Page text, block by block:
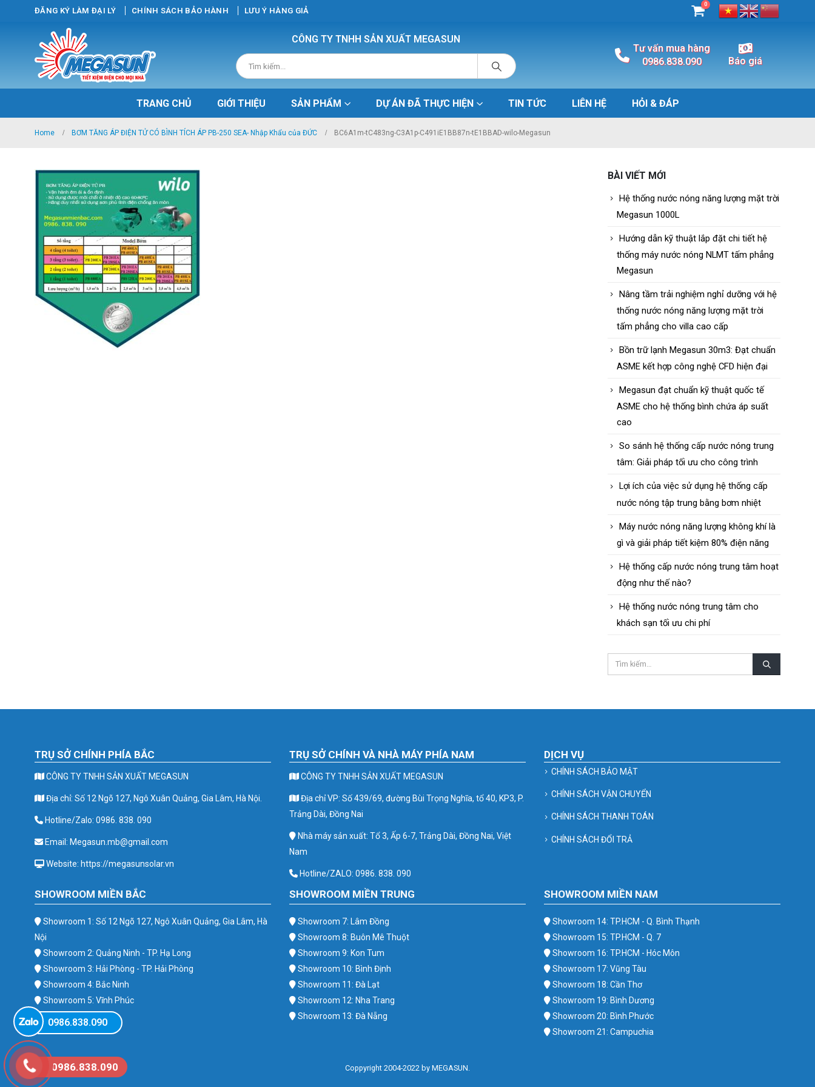
ĐĂNG KÝ LÀM ĐẠI LÝ CHÍNH SÁCH BẢO HÀNH LƯU Ý HÀNG GIẢ
0
CÔNG TY TNHH SẢN XUẤT MEGASUN
Tư vấn mua hàng
0986.838.090
Báo giá
TRANG CHỦ GIỚI THIỆU SẢN PHẨM DỰ ÁN ĐÃ THỰC HIỆN TIN TỨC LIÊN HỆ HỎI & ĐÁP
Home BƠM TĂNG ÁP ĐIỆN TỬ CÓ BÌNH TÍCH ÁP PB-250 SEA- Nhập Khẩu của ĐỨC BC6A1m-tC483ng-C3A1p-C491iE1BB87n-tE1BBAD-wilo-Megasun
BÀI VIẾT MỚI
Hệ thống nước nóng năng lượng mặt trời
Megasun 1000L
Hướng dẫn kỹ thuật lắp đặt chi tiết hệ
thống máy nước nóng NLMT tấm phẳng
Megasun
Nâng tầm trải nghiệm nghỉ dưỡng với hệ
thống nước nóng năng lượng mặt trời
tấm phẳng cho villa cao cấp
Bồn trữ lạnh Megasun 30m3: Đạt chuẩn
ASME kết hợp công nghệ CFD hiện đại
Megasun đạt chuẩn kỹ thuật quốc tế
ASME cho hệ thống bình chứa áp suất
cao
So sánh hệ thống cấp nước nóng trung
tâm: Giải pháp tối ưu cho công trình
Lợi ích của việc sử dụng hệ thống cấp
nước nóng tập trung bằng bơm nhiệt
Máy nước nóng năng lượng không khí là
gì và giải pháp tiết kiệm 80% điện năng
Hệ thống cấp nước nóng trung tâm hoạt
động như thế nào?
Hệ thống nước nóng trung tâm cho
khách sạn tối ưu chi phí
TRỤ SỞ CHÍNH PHÍA BẮC
CÔNG TY TNHH SẢN XUẤT MEGASUN
Địa chỉ: Số 12 Ngõ 127, Ngô Xuân Quảng, Gia Lâm, Hà Nội.
Hotline/Zalo: 0986. 838. 090
Email: Megasun.mb@gmail.com
Website: https://megasunsolar.vn
TRỤ SỞ CHÍNH VÀ NHÀ MÁY PHÍA NAM
CÔNG TY TNHH SẢN XUẤT MEGASUN
Địa chỉ VP: Số 439/69, đường Bùi Trọng Nghĩa, tổ 40, KP3, P.
Trảng Dài, Đồng Nai
Nhà máy sản xuất: Tổ 3, Ấp 6-7, Trảng Dài, Đồng Nai, Việt
Nam
Hotline/ZALO: 0986. 838. 090
DỊCH VỤ
CHÍNH SÁCH BẢO MẬT
CHÍNH SÁCH VẬN CHUYỂN
CHÍNH SÁCH THANH TOÁN
CHÍNH SÁCH ĐỔI TRẢ
SHOWROOM MIỀN BẮC
Showroom 1: Số 12 Ngõ 127, Ngô Xuân Quảng, Gia Lâm, Hà
Nội
Showroom 2: Quảng Ninh - TP. Hạ Long
Showroom 3: Hải Phòng - TP. Hải Phòng
Showroom 4: Bắc Ninh
Showroom 5: Vĩnh Phúc
Showroom 6: Ba Vì
SHOWROOM MIỀN TRUNG
Showroom 7: Lâm Đồng
Showroom 8: Buôn Mê Thuột
Showroom 9: Kon Tum
Showroom 10: Bình Định
Showroom 11: Đà Lạt
Showroom 12: Nha Trang
Showroom 13: Đà Nẵng
SHOWROOM MIỀN NAM
Showroom 14: TP.HCM - Q. Bình Thạnh
Showroom 15: TP.HCM - Q. 7
Showroom 16: TP.HCM - Hóc Môn
Showroom 17: Vũng Tàu
Showroom 18: Cần Thơ
Showroom 19: Bình Dương
Showroom 20: Bình Phước
Showroom 21: Campuchia
Coppyright 2004-2022 by MEGASUN.
0986.838.090
0986.838.090